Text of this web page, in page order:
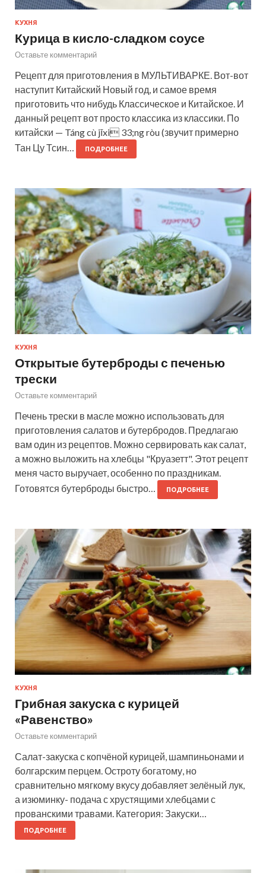
КУХНЯ
Курица в кисло-сладком соусе
Оставьте комментарий
Рецепт для приготовления в МУЛЬТИВАРКЕ. Вот-вот
наступит Китайский Новый год, и самое время
приготовить что нибудь Классическое и Китайское. И
данный рецепт вот просто классика из классики. По
китайски — Táng cù jīxi 33;ng ròu (звучит примерно
Тан Цу Тсин…
ПОДРОБНЕЕ
КУХНЯ
Открытые бутерброды с печенью
трески
Оставьте комментарий
Печень трески в масле можно использовать для
приготовления салатов и бутербродов. Предлагаю
вам один из рецептов. Можно сервировать как салат,
а можно выложить на хлебцы "Круазетт". Этот рецепт
меня часто выручает, особенно по праздникам.
Готовятся бутерброды быстро…
ПОДРОБНЕЕ
КУХНЯ
Грибная закуска с курицей
«Равенство»
Оставьте комментарий
Салат-закуска с копчёной курицей, шампиньонами и
болгарским перцем. Остроту богатому, но
сравнительно мягкому вкусу добавляет зелёный лук,
а изюминку- подача с хрустящими хлебцами с
прованскими травами. Категория: Закуски…
ПОДРОБНЕЕ